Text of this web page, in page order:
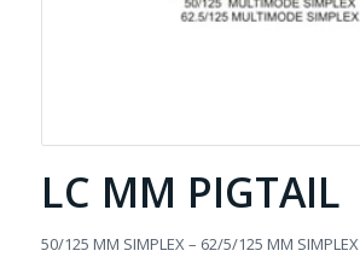
LC MM PIGTAIL
50/125 MM SIMPLEX – 62/5/125 MM SIMPLEX